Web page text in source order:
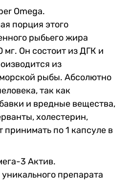
Omega.
порция этого
рыбьего жира
мг. Он состоит из ДГК и
из
рыбы. Абсолютно
так как
и вредные вещества,
холестерин,
принимать по 1 капсуле в
3 Актив.
препарата